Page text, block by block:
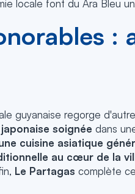
locale font du Ara Bleu
:
guyanaise regorge
soignée dans
cuisine asiatique
au cœur de la
Le Partagas complète